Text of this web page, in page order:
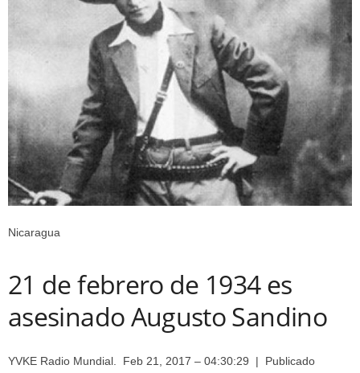
Nicaragua
21 de febrero de 1934 es
asesinado Augusto Sandino
YVKE Radio Mundial. Feb 21, 2017 – 04:30:29
| Publicado